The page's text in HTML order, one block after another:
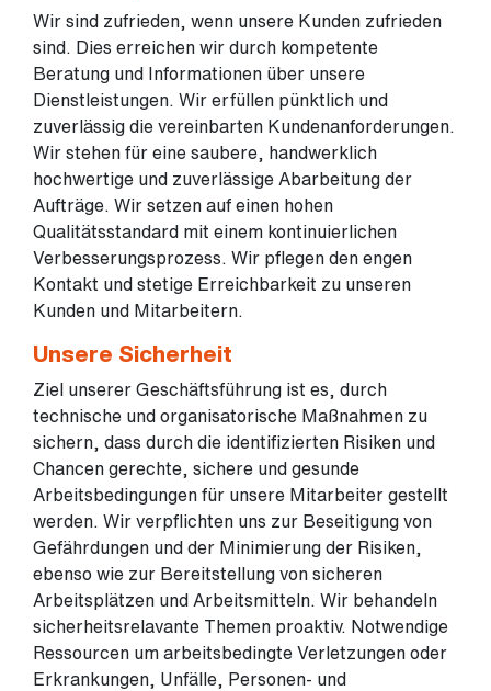
Wir sind zufrieden, wenn unsere Kunden zufrieden
sind. Dies erreichen wir durch kompetente
Beratung und Informationen über unsere
Dienstleistungen. Wir erfüllen pünktlich und
zuverlässig die vereinbarten Kundenanforderungen.
Wir stehen für eine saubere, handwerklich
hochwertige und zuverlässige Abarbeitung der
Aufträge. Wir setzen auf einen hohen
Qualitätsstandard mit einem kontinuierlichen
Verbesserungsprozess. Wir pflegen den engen
Kontakt und stetige Erreichbarkeit zu unseren
Kunden und Mitarbeitern.
Unsere Sicherheit
Ziel unserer Geschäftsführung ist es, durch
technische und organisatorische Maßnahmen zu
sichern, dass durch die identifizierten Risiken und
Chancen gerechte, sichere und gesunde
Arbeitsbedingungen für unsere Mitarbeiter gestellt
werden. Wir verpflichten uns zur Beseitigung von
Gefährdungen und der Minimierung der Risiken,
ebenso wie zur Bereitstellung von sicheren
Arbeitsplätzen und Arbeitsmitteln. Wir behandeln
sicherheitsrelavante Themen proaktiv. Notwendige
Ressourcen um arbeitsbedingte Verletzungen oder
Erkrankungen, Unfälle, Personen- und